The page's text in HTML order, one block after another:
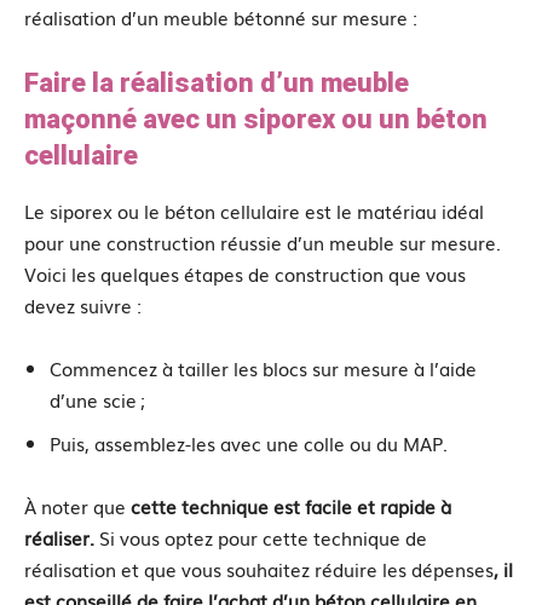
réalisation d’un meuble bétonné sur mesure :
Faire la réalisation d’un meuble
maçonné avec un siporex ou un béton
cellulaire
Le siporex ou le béton cellulaire est le matériau idéal
pour une construction réussie d’un meuble sur mesure.
Voici les quelques étapes de construction que vous
devez suivre :
Commencez à tailler les blocs sur mesure à l’aide
d’une scie ;
Puis, assemblez-les avec une colle ou du MAP.
À noter que cette technique est facile et rapide à
réaliser. Si vous optez pour cette technique de
réalisation et que vous souhaitez réduire les dépenses, il